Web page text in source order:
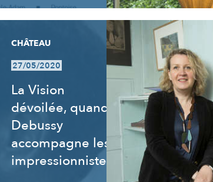
CHÂTEAU
27/05/2020
La Vision
dévoilée, quand
Debussy
accompagne les
impressionnistes